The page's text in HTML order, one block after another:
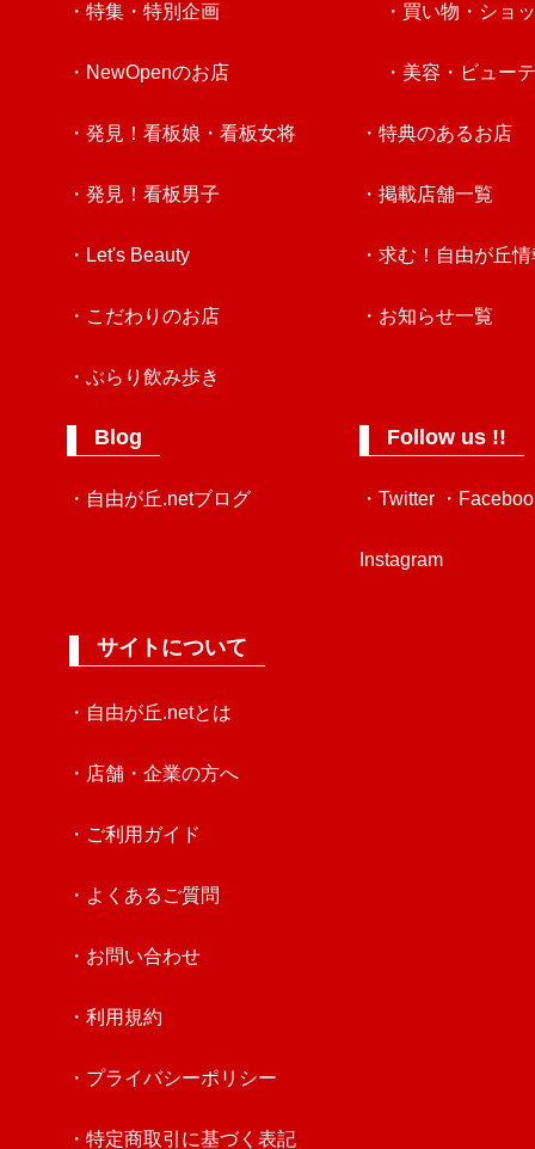
・特集・特別企画
・NewOpenのお店
・発見！看板娘・看板女将
・発見！看板男子
・Let's Beauty
・こだわりのお店
・ぶらり飲み歩き
Blog
・自由が丘.netブログ
・買い物・ショ
・美容・ビュー
・特典のあるお店
・掲載店舗一覧
・求む！自由が丘
・お知らせ一覧
Follow us !!
・Twitter ・
Instagram
サイトについて
・自由が丘.netとは
・店舗・企業の方へ
・ご利用ガイド
・よくあるご質問
・お問い合わせ
・利用規約
・プライバシーポリシー
・特定商取引に基づく表記